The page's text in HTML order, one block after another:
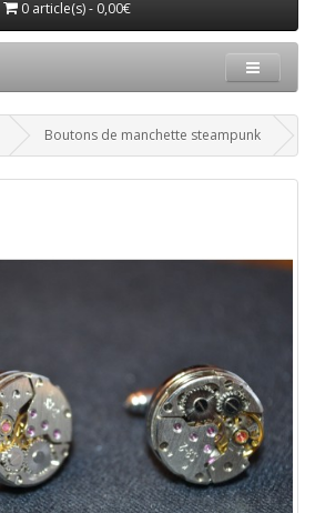
0 article(s) - 0,00€
Boutons de manchette steampunk